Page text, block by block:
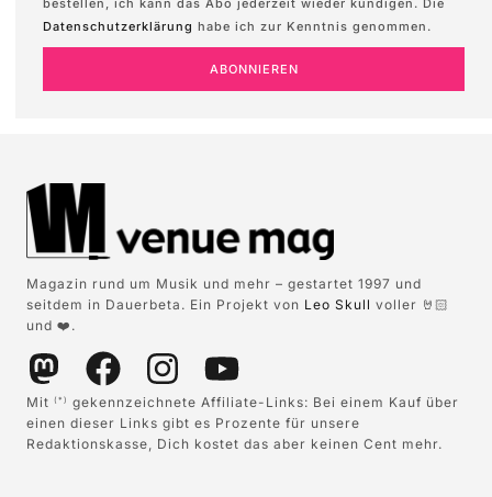
bestellen, ich kann das Abo jederzeit wieder kündigen. Die
Datenschutzerklärung habe ich zur Kenntnis genommen.
ABONNIEREN
Magazin rund um Musik und mehr – gestartet 1997 und
seitdem in Dauerbeta. Ein Projekt von Leo Skull voller 🤘🏻
und ❤️.
Mit (*)
gekennzeichnete Affiliate-Links: Bei einem Kauf über
einen dieser Links gibt es Prozente für unsere
Redaktionskasse, Dich kostet das aber keinen Cent mehr.